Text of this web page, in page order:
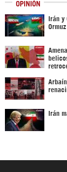
OPINIÓN
Irán y
Ormuz
Irán